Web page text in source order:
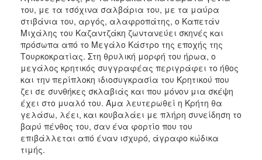
του, με τα τσόχινα σαλβάρια του, με τα μαύρα
στιβάνια του, αργός, αλαφροπάτης, ο Καπετάν
Μιχάλης του Καζαντζάκη ζωντανεύει σκηνές και
πρόσωπα από το Μεγάλο Κάστρο της εποχής της
Τουρκοκρατίας. Στη θρυλική μορφή του ήρωα, ο
μεγάλος κρητικός συγγραφέας περιγράφει το ήθος
και την περίπλοκη ιδιοσυγκρασία του Κρητικού που
ζει σε συνθήκες σκλαβιάς και που μόνον μια σκέψη
έχει στο μυαλό του. Άμα λευτερωθεί η Κρήτη θα
γελάσω, λέει, και κουβαλάει με πλήρη συνείδηση το
βαρύ πένθος του, σαν ένα φορτίο που του
επιβάλλεται από έναν ισχυρό, άγραφο κώδικα
τιμής.